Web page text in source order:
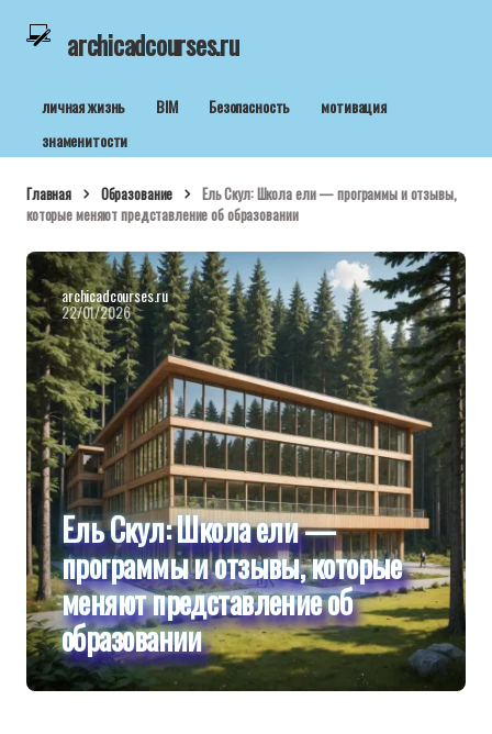
archicadcourses.ru
личная жизнь BIM Безопасность
мотивация
знаменитости
Главная Образование
Ель Скул: Школа ели — программы и отзывы,
которые меняют представление об образовании
archicadcourses.ru
22/01/2026
Ель Скул: Школа ели —
программы и отзывы, которые
меняют представление об
образовании